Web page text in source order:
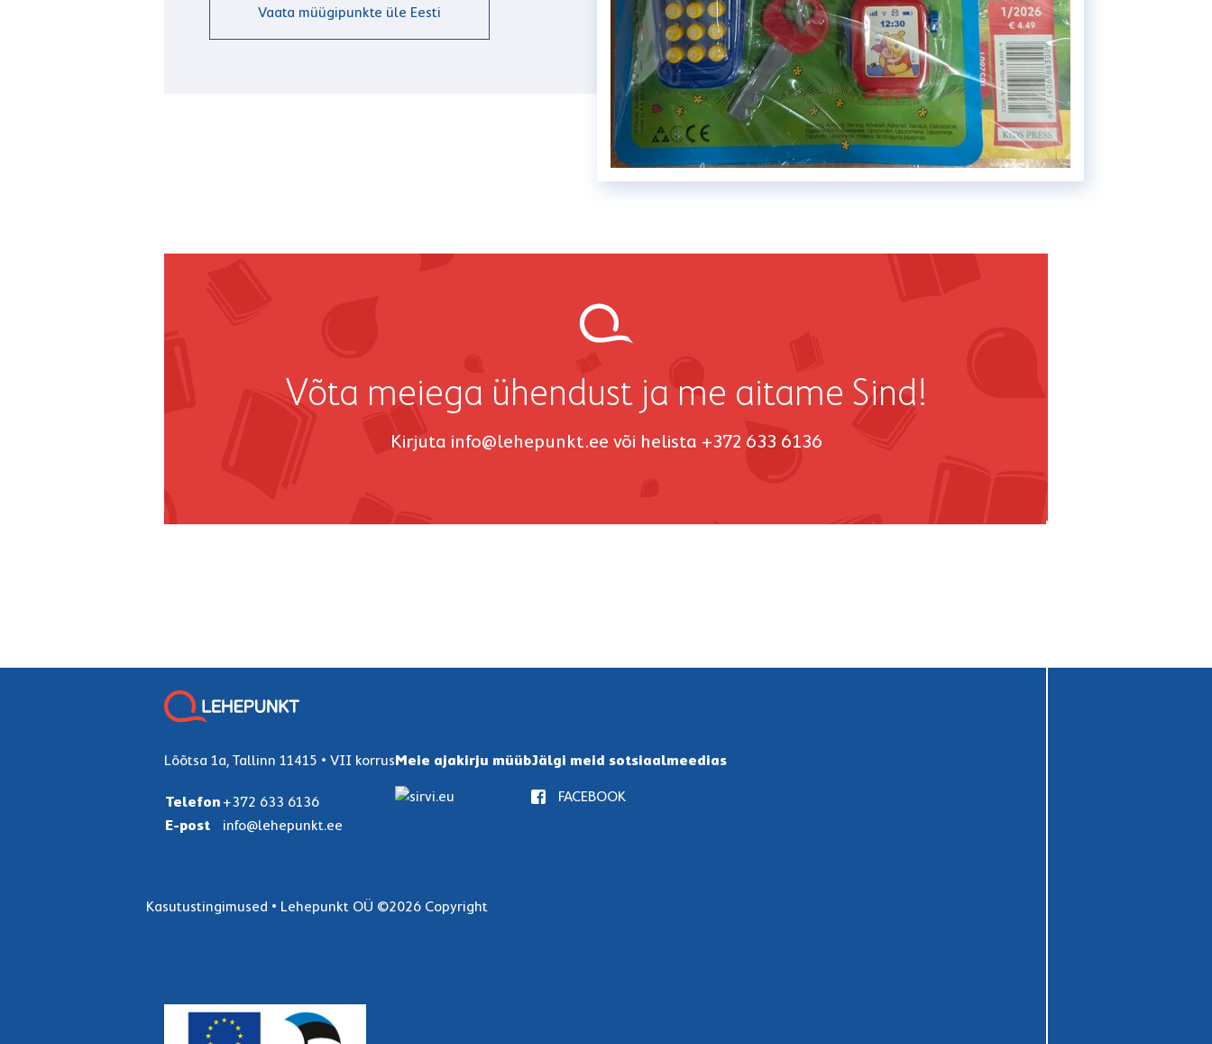
Vaata müügipunkte üle Eesti
Võta meiega ühendust ja me aitame Sind!
Kirjuta info@lehepunkt.ee või helista +372 633 6136
Lõõtsa 1a, Tallinn 11415 • VII korrus
Telefon+372 633 6136
E-post
info@lehepunkt.ee
Meie ajakirju müübJälgi meid sotsiaalmeedias
FACEBOOK
Kasutustingimused • Lehepunkt OÜ ©2026 Copyright